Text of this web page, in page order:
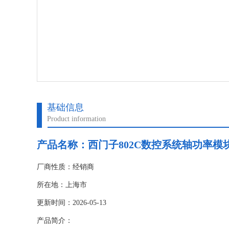
基础信息
Product information
产品名称： 西门子802C数控系统轴功率模
厂商性质：经销商
所在地：上海市
更新时间：2026-05-13
产品简介：